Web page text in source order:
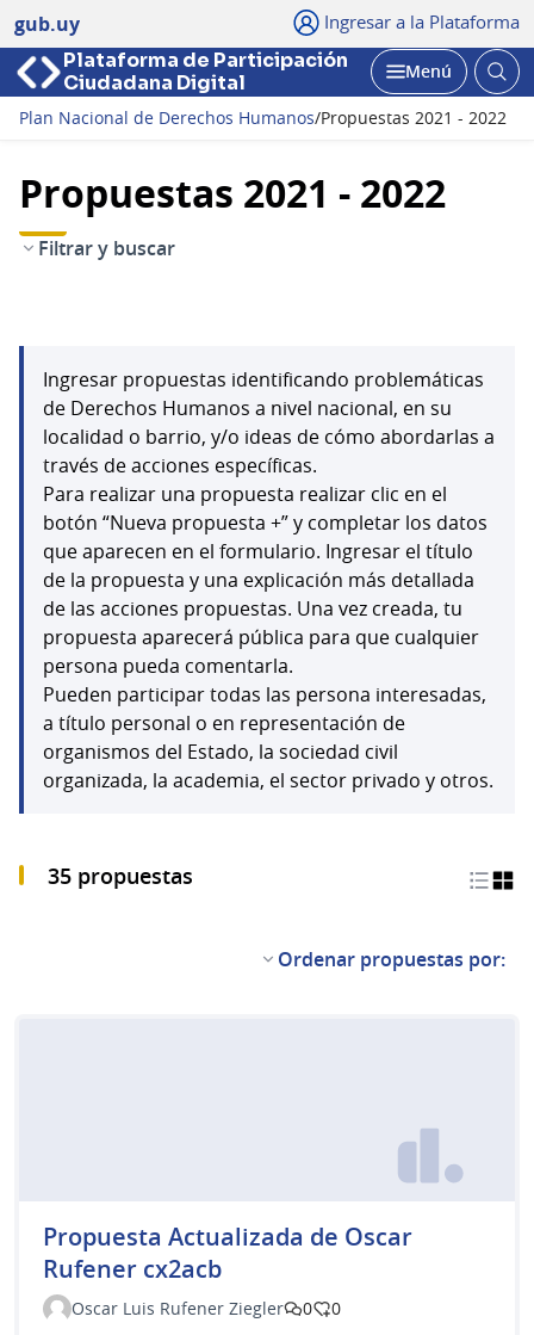
gub.uy Ingresar a la Plataforma
Plataforma de Participación
Ciudadana Digital
Abrir
Menú
Plan Nacional de Derechos Humanos/Propuestas 2021 - 2022
Propuestas 2021 - 2022
Filtrar y buscar
Ingresar propuestas identificando problemáticas
de Derechos Humanos a nivel nacional, en su
localidad o barrio, y/o ideas de cómo abordarlas a
través de acciones específicas.
Para realizar una propuesta realizar clic en el
botón “Nueva propuesta +” y completar los datos
que aparecen en el formulario. Ingresar el título
de la propuesta y una explicación más detallada
de las acciones propuestas. Una vez creada, tu
propuesta aparecerá pública para que cualquier
persona pueda comentarla.
Pueden participar todas las persona interesadas,
a título personal o en representación de
organismos del Estado, la sociedad civil
organizada, la academia, el sector privado y otros.
35 propuestas
Ordenar propuestas por:
Propuesta Actualizada de Oscar
Rufener cx2acb
Oscar Luis Rufener Ziegler 0 0